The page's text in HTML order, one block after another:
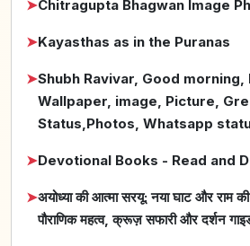
➤Chitragupta Bhagwan Image
➤Kayasthas as in the Puranas
➤Shubh Ravivar, Good morning,
Wallpaper, image, Picture,
Status,Photos, Whatsapp
➤Devotional Books - Read and
➤अयोध्या की आत्मा सरयू: नया घाट और राम की
पौराणिक महत्व, क्रूज़ सफारी और दर्शन